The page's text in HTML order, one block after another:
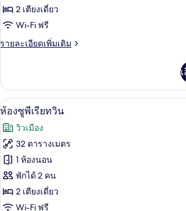
ดี
ลัก
ซ์
2 เตียงเดี่ยว
Wi-Fi ฟรี
รายละเอียดเพิ่มเติม
ราย
เกี่ยว
กับ
ห้อง
ลัก
ซ์
ทวิ
น
เปิด
ภาพถ่าย
ทั้งหมด
ของ
ห้อง
ซู
ห้องซูพีเรียท
7
ห้องซูพีเรียทวิน
วิวเมือง
32 ตารางเมตร
1 ห้องนอน
พักได้ 2 คน
2 เตียงเดี่ยว
Wi-Fi ฟรี